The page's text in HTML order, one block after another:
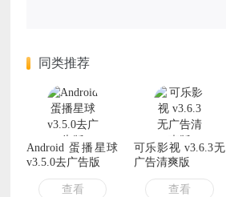
同类推荐
Android 蛋播星球
v3.5.0去广告版
查看
可乐影视 v3.6.3无
广告清爽版
查看